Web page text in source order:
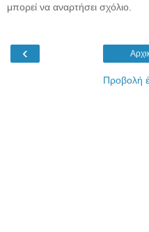
μπορεί να αναρτήσει σχόλιο.
‹
Προβολή